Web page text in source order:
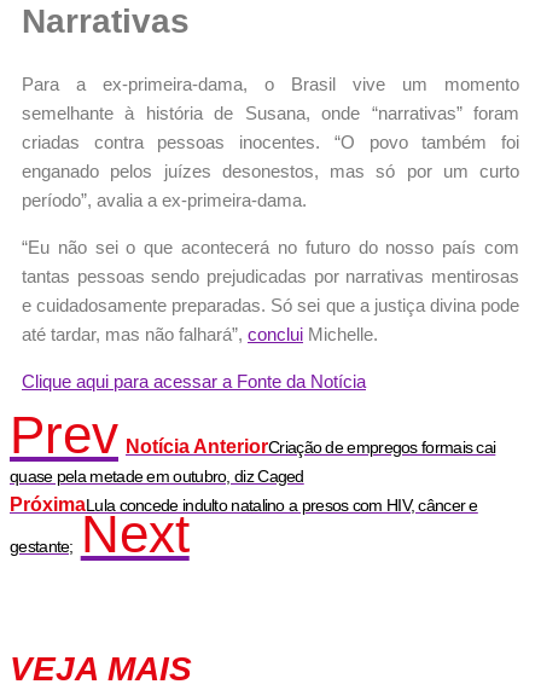
Narrativas
Para a ex-primeira-dama, o Brasil vive um momento
semelhante à história de Susana, onde “narrativas” foram
criadas contra pessoas inocentes. “O povo também foi
enganado pelos juízes desonestos, mas só por um curto
período”, avalia a ex-primeira-dama.
“Eu não sei o que acontecerá no futuro do nosso país com
tantas pessoas sendo prejudicadas por narrativas mentirosas
e cuidadosamente preparadas. Só sei que a justiça divina pode
até tardar, mas não falhará”, conclui Michelle.
Clique aqui para acessar a Fonte da Notícia
Prev Notícia AnteriorCriação de empregos formais cai
quase pela metade em outubro, diz Caged
PróximaLula concede indulto natalino a presos com HIV, câncer e
gestante; Next
VEJA MAIS